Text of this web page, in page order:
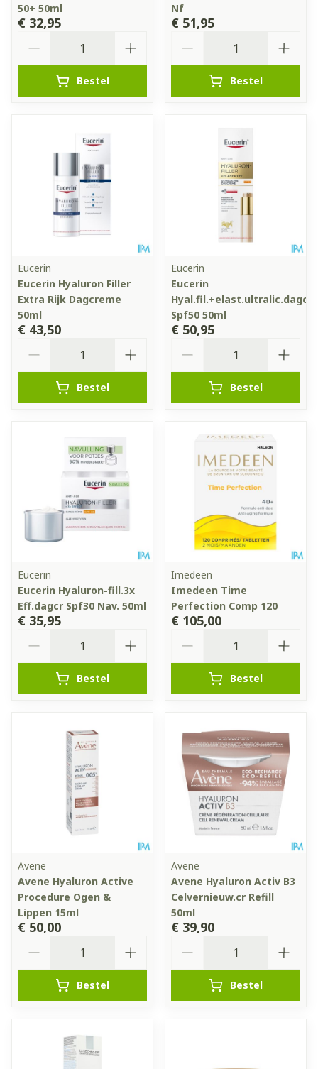
50+ 50ml
€ 32,95
Bestel
Nf
€ 51,95
Bestel
Eucerin
Eucerin Hyaluron Filler
Extra Rijk Dagcreme
50ml
€ 43,50
Bestel
Eucerin
Eucerin
Hyal.fil.+elast.ultralic.dagcr
Spf50 50ml
€ 50,95
Bestel
Eucerin
Eucerin Hyaluron-fill.3x
Eff.dagcr Spf30 Nav. 50ml
€ 35,95
Bestel
Imedeen
Imedeen Time
Perfection Comp 120
€ 105,00
Bestel
Avene
Avene Hyaluron Active
Procedure Ogen &
Lippen 15ml
€ 50,00
Bestel
Avene
Avene Hyaluron Activ B3
Celvernieuw.cr Refill
50ml
€ 39,90
Bestel